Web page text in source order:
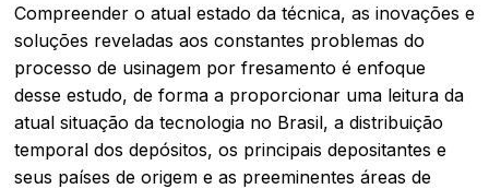
Compreender o atual estado da técnica, as inovações e
soluções reveladas aos constantes problemas do
processo de usinagem por fresamento é enfoque
desse estudo, de forma a proporcionar uma leitura da
atual situação da tecnologia no Brasil, a distribuição
temporal dos depósitos, os principais depositantes e
seus países de origem e as preeminentes áreas de